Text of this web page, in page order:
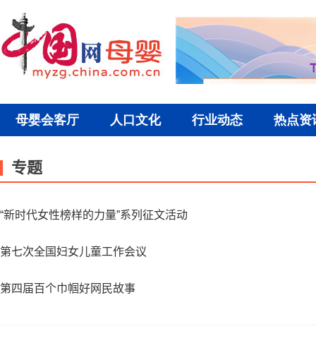
专题
“新时代女性榜样的力量”系列征文活动
第七次全国妇女儿童工作会议
第四届百个巾帼好网民故事